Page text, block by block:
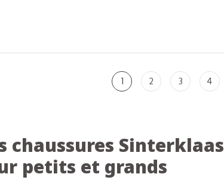
1 2 3 4
chaussures Sinterklaas
petits et grands